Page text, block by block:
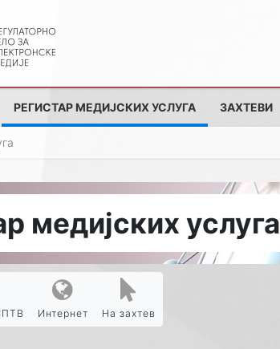
РЕГИСТАР МЕДИЈСКИХ УСЛУГА ЗАХТЕВИ
медијских услуга
Интернет На захтев